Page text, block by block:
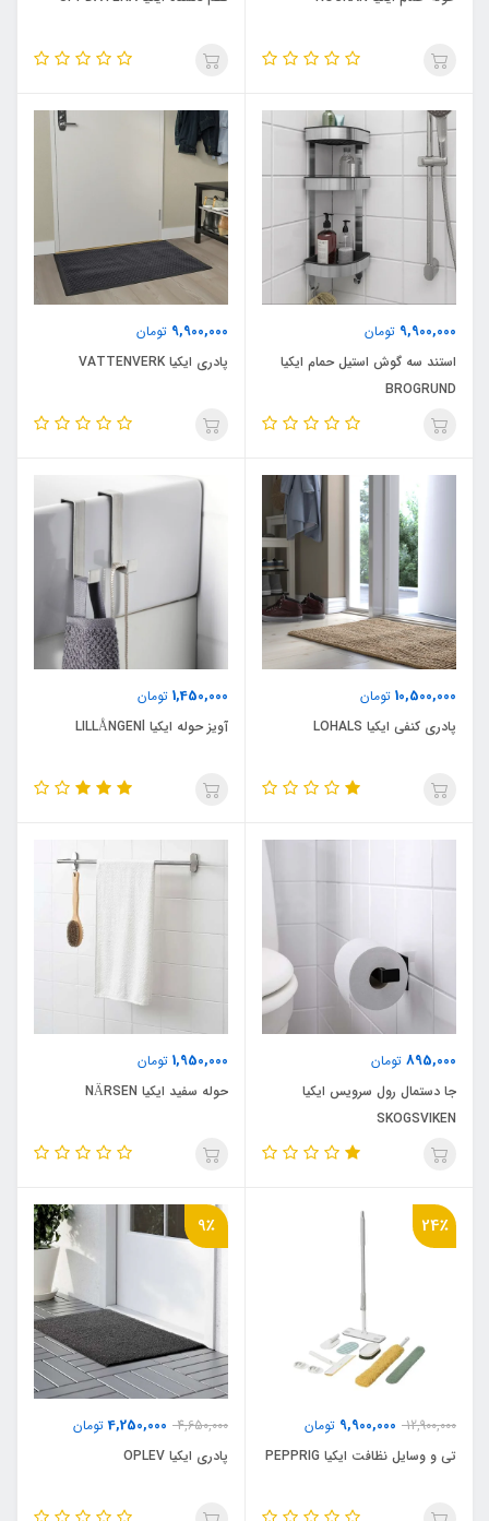
9,900,000 تومان
استند سه گوش استیل حمام ایکیا
BROGRUND
9,900,000 تومان
پادری ایکیا VATTENVERK
10,500,000 تومان
پادری کنفی ایکیا LOHALS
1,450,000 تومان
آویز حوله ایکیا LILLÅNGENl
895,000 تومان
جا دستمال رول سرویس ایکیا
SKOGSVIKEN
1,950,000 تومان
حوله سفید ایکیا NÄRSEN
24٪
12,900,000
9,900,000 تومان
تی و وسایل نظافت ایکیا PEPPRIG
9٪
4,650,000
4,250,000تومان
پادری ایکیا OPLEV